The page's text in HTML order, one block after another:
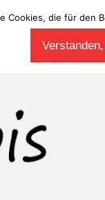
Cookies, die für den